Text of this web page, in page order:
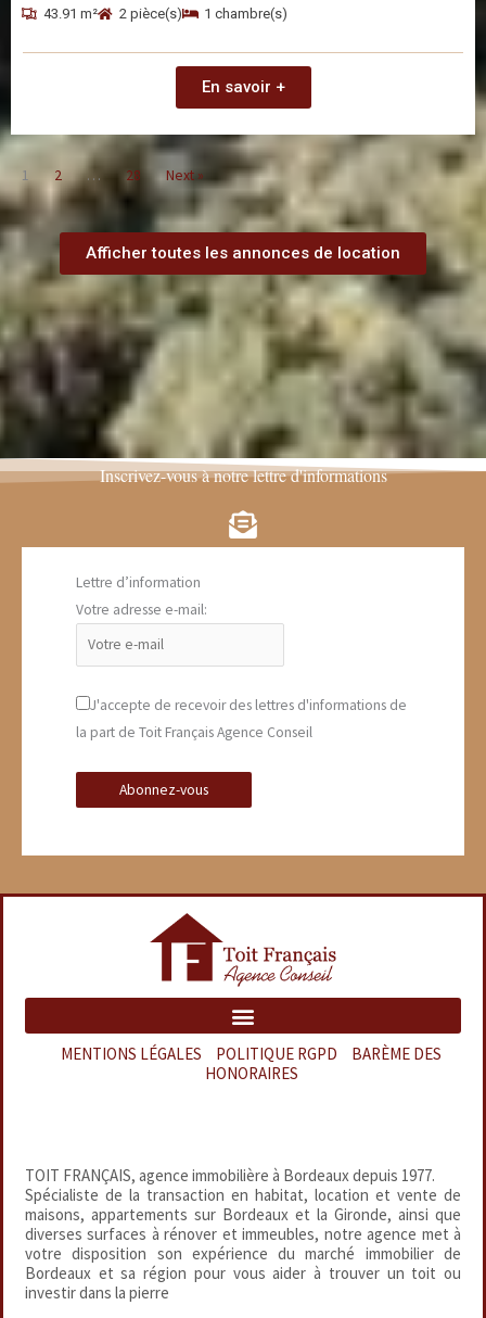
43.91 m² 2 pièce(s) 1 chambre(s)
En savoir +
1 2 … 28 Next »
Afficher toutes les annonces de location
Inscrivez-vous à notre lettre d'informations
Lettre d’information
Votre adresse e-mail:
J'accepte de recevoir des lettres d'informations de
la part de Toit Français Agence Conseil
MENTIONS LÉGALES POLITIQUE RGPD
BARÈME DES
HONORAIRES
TOIT FRANÇAIS, agence immobilière à Bordeaux depuis 1977.
Spécialiste de la transaction en habitat, location et vente de
maisons, appartements sur Bordeaux et la Gironde, ainsi que
diverses surfaces à rénover et immeubles, notre agence met à
votre disposition son expérience du marché immobilier de
Bordeaux et sa région pour vous aider à trouver un toit ou
investir dans la pierre